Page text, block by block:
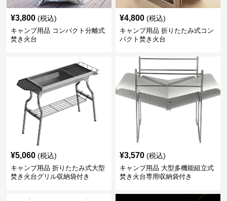
¥3,800 (税込)
キャンプ用品 コンパクト分離式
焚き火台
¥4,800 (税込)
キャンプ用品 折りたたみ式コン
パクト焚き火台
¥5,060 (税込)
キャンプ用品 折りたたみ式大型
焚き火台グリル収納袋付き
¥3,570 (税込)
キャンプ用品 大型多機能組立式
焚き火台専用収納袋付き